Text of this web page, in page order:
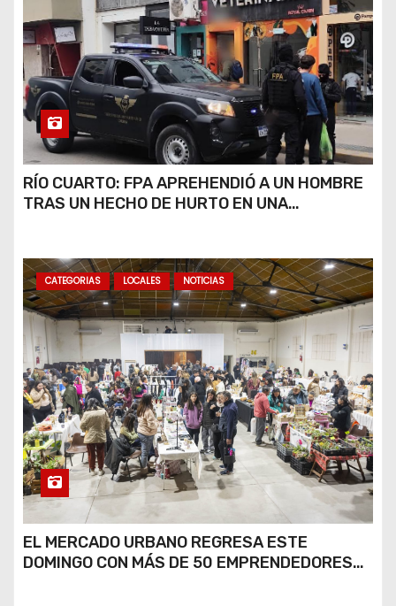
RÍO CUARTO: FPA APREHENDIÓ A UN HOMBRE
TRAS UN HECHO DE HURTO EN UNA
CATEGORIAS LOCALES NOTICIAS
EL MERCADO URBANO REGRESA ESTE
DOMINGO CON MÁS DE 50 EMPRENDEDORES